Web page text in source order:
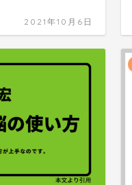
2021年10月6日